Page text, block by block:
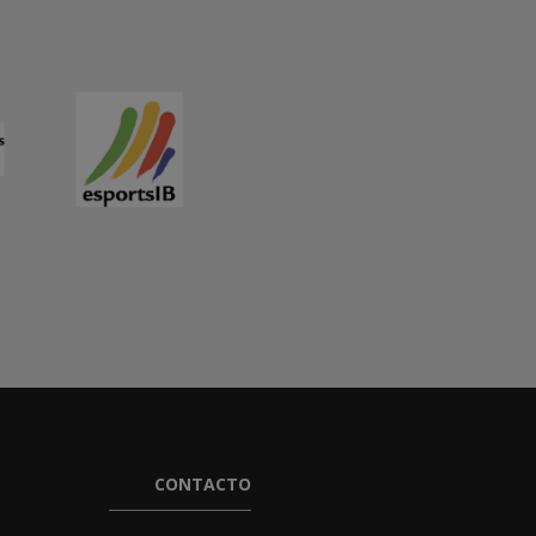
CONTACTO